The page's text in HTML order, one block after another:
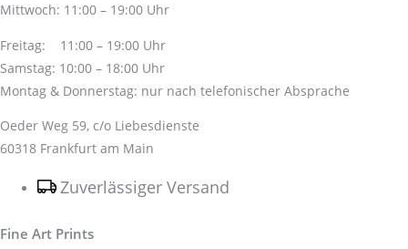
Mittwoch: 11:00 – 19:00 Uhr
Freitag: 11:00 – 19:00 Uhr
Samstag: 10:00 – 18:00 Uhr
Montag & Donnerstag: nur nach telefonischer Absprache
Oeder Weg 59, c/o Liebesdienste
60318 Frankfurt am Main
Zuverlässiger Versand
Fine Art Prints